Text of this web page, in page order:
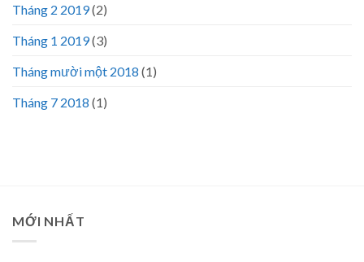
Tháng 2 2019(2)
Tháng 1 2019(3)
Tháng mười một 2018 (1)
Tháng 7 2018 (1)
MỚI NHẤT